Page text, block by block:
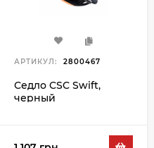
АРТИКУЛ: 2800467
Седло CSC Swift,
черный